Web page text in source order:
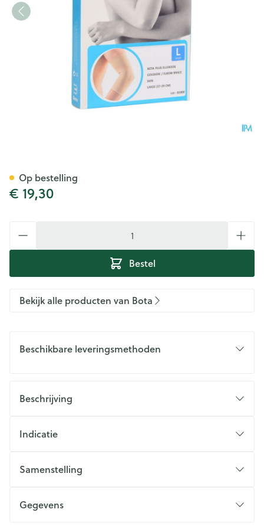
€ 19,30
Bestel
Op bestelling
Bekijk alle producten van Bota
Beschikbare leveringsmethoden
Beschrijving
Indicatie
Samenstelling
Gegevens